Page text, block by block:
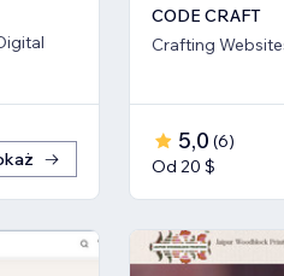
CODE CRAFT
Crafting
5,0 (6)
Od 20 $